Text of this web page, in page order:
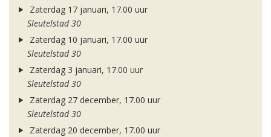
Zaterdag 17 januari, 17.00 uur
Sleutelstad 30
Zaterdag 10 januari, 17.00 uur
Sleutelstad 30
Zaterdag 3 januari, 17.00 uur
Sleutelstad 30
Zaterdag 27 december, 17.00 uur
Sleutelstad 30
Zaterdag 20 december, 17.00 uur